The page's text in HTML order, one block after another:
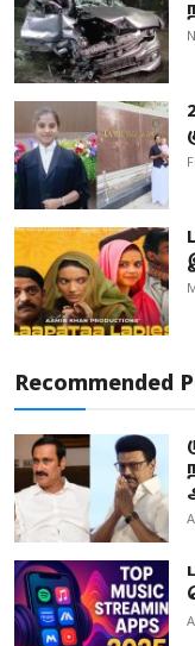
Recommended